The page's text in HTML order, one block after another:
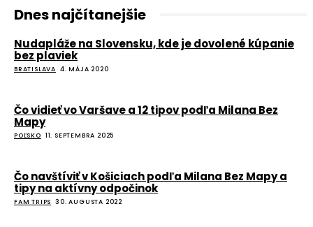
Dnes najčítanejšie
Nudapláže na Slovensku, kde je dovolené kúpanie
bez plaviek
BRATISLAVA 4. MÁJA 2020
Čo vidieť vo Varšave a 12 tipov podľa Milana Bez
Mapy
POĽSKO 11. SEPTEMBRA 2025
Čo navštíviť v Košiciach podľa Milana Bez Mapy a
tipy na aktívny odpočinok
FAM TRIPS 30. AUGUSTA 2022